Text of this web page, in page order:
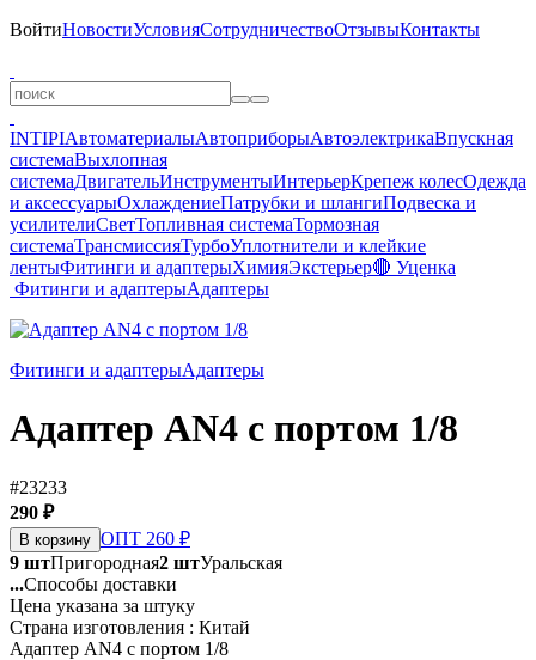
ВойтиНовостиУсловияСотрудничествоОтзывыКонтакты
INTIPIАвтоматериалыАвтоприборыАвтоэлектрикаВпускная
системаВыхлопная
системаДвигательИнструментыИнтерьерКрепеж колесОдежда
и аксессуарыОхлаждениеПатрубки и шлангиПодвеска и
усилителиСветТопливная системаТормозная
системаТрансмиссияТурбоУплотнители и клейкие
лентыФитинги и адаптерыХимияЭкстерьер🔴 Уценка
Фитинги и адаптерыАдаптеры
Фитинги и адаптерыАдаптеры
Адаптер AN4 с портом 1/8
#23233
290 ₽
В корзину ОПТ 260 ₽
9 штПригородная2 штУральская
...Способы доставки
Цена указана за штуку
Страна изготовления : Китай
Адаптер AN4 с портом 1/8